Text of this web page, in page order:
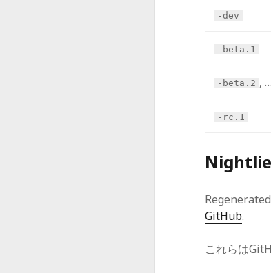
-dev
-beta.1
-beta.2 , …
-rc.1
GitHub.
これらは